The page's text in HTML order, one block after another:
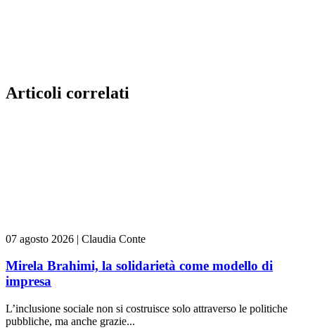
Articoli correlati
07 agosto 2026 | Claudia Conte
Mirela Brahimi, la solidarietà come modello di
impresa
L’inclusione sociale non si costruisce solo attraverso le politiche
pubbliche, ma anche grazie...